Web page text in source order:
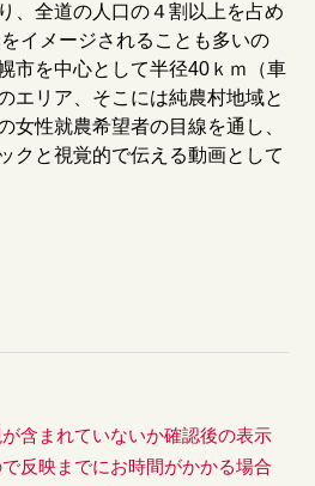
、全道の人口の４割以上を占め
イメージされることも多いの
市を中心として半径40ｋｍ（車
エリア、そこには純農村地域と
女性就農希望者の目線を通し、
クと視覚的で伝える動画として
含まれていないか確認後の表示
反映までにお時間がかかる場合